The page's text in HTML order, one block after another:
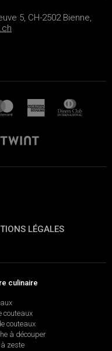
5, CH-2502 Bienne,
LÉGALES
culinaire
couteaux
couteaux
à découper
zeste